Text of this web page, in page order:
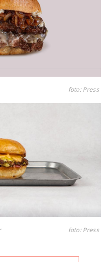
foto: Press
foto: Press